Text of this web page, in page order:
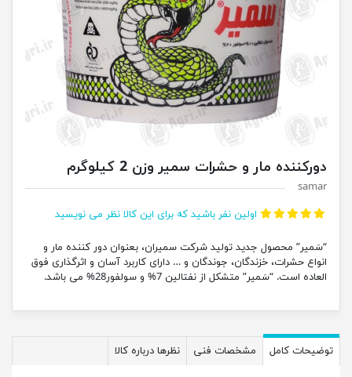
دورکننده مار و حشرات سمیر وزن 2 کیلوگرم
samar
اولین نفر باشید که برای این کالا نظر می نویسید
“سَمیر” محصول جدید تولید شرکت سمیران، بعنوان دور کننده مار و
انواع حشرات، خزندگان، جوندگان و … دارای کاربرد آسان و اثرگذاری فوق
العاده است. “سَمیر” متشکل از نفتالین 7% و سولفور28% می باشد.
توضیحات کامل مشخصات فنی نظرها درباره کالا